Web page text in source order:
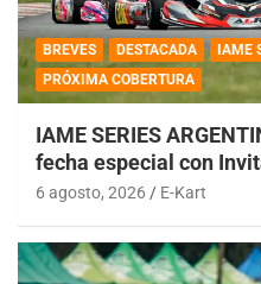
BREVES DESTACADA
IAME
PRÓXIMA COBERTURA
IAME SERIES
fecha especial con
6 agosto, 2026 E-Kart